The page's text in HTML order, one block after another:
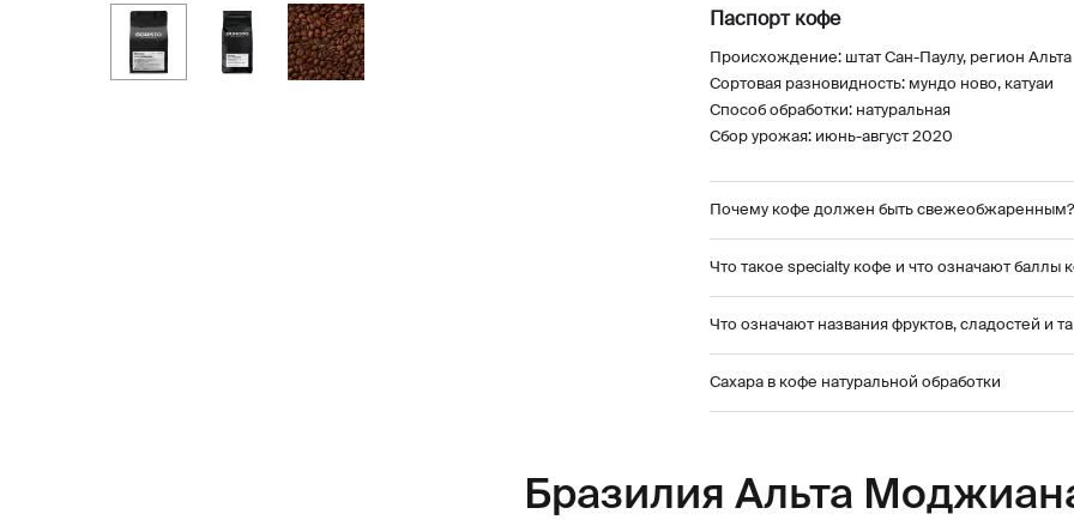
Паспорт кофе
Происхождение: штат Сан-Паулу, регион
Сортовая разновидность: мундо ново, катуаи
Способ обработки: натуральная
Сбор урожая: июнь-август 2020
Почему кофе должен быть свежеобжаренным?
Что такое specialty кофе и что означают баллы
Что означают названия фруктов, сладостей и
Сахара в кофе натуральной обработки
Бразилия Альта